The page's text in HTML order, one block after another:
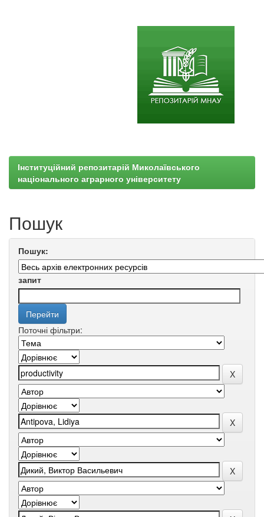
Інституційний репозитарій Миколаївського
національного аграрного університету
Пошук
Пошук:
запит
Поточні фільтри: